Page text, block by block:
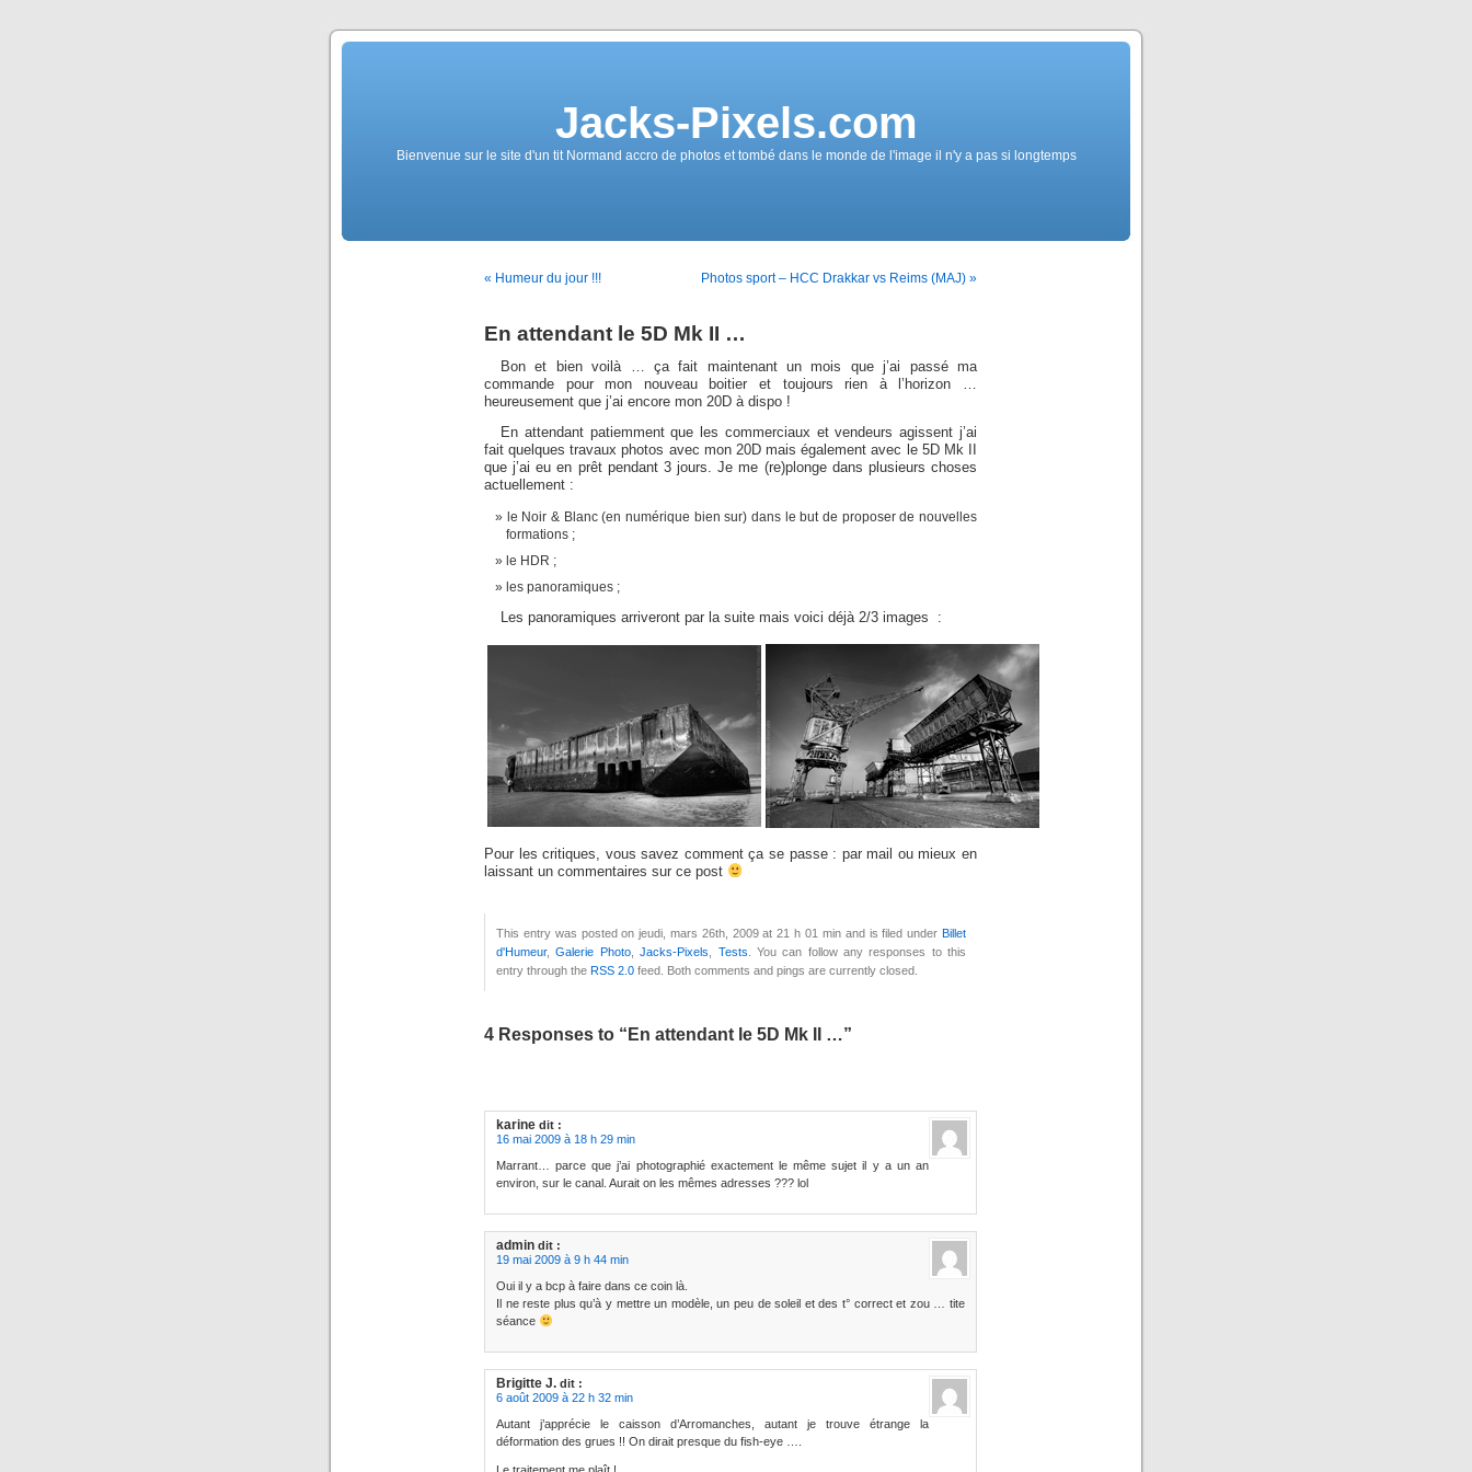
Jacks-Pixels.com
Bienvenue sur le site d'un tit Normand accro de photos et tombé dans le monde de l'image il n'y a pas si longtemps
« Humeur du jour !!! Photos sport – HCC Drakkar vs Reims (MAJ) »
En attendant le 5D Mk II …
Bon et bien voilà … ça fait maintenant un mois que j’ai passé ma
commande pour mon nouveau boitier et toujours rien à l’horizon …
heureusement que j’ai encore mon 20D à dispo !
En attendant patiemment que les commerciaux et vendeurs agissent j’ai
fait quelques travaux photos avec mon 20D mais également avec le 5D Mk II
que j’ai eu en prêt pendant 3 jours. Je me (re)plonge dans plusieurs choses
actuellement :
le Noir & Blanc (en numérique bien sur) dans le but de proposer de nouvelles
formations ;
le HDR ;
les panoramiques ;
Les panoramiques arriveront par la suite mais voici déjà 2/3 images :
Pour les critiques, vous savez comment ça se passe : par mail ou mieux en
laissant un commentaires sur ce post
This entry was posted on jeudi, mars 26th, 2009 at 21 h 01 min and is filed under Billet
d'Humeur,Galerie Photo,Jacks-Pixels Tests . You can follow any responses to this
entry through the RSS 2.0 feed. Both comments and pings are currently closed.
4 Responses to “En attendant le 5D Mk II …”
karine dit :
16 mai 2009 à 18 h 29 min
Marrant… parce que j’ai photographié exactement le même sujet il y a un an
environ, sur le canal. Aurait on les mêmes adresses ??? lol
admin dit :
19 mai 2009 à 9 h 44 min
Oui il y a bcp à faire dans ce coin là.
Il ne reste plus qu’à y mettre un modèle, un peu de soleil et des t° correct et zou … tite
séance
Brigitte J. dit :
6 août 2009 à 22 h 32 min
Autant j’apprécie le caisson d’Arromanches, autant je trouve étrange la
déformation des grues !! On dirait presque du fish-eye ….
Le traitement me plaît !